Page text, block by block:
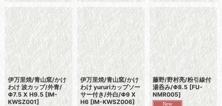
伊万里焼/青山窯/かけ
わけ 波カップ/外青/
Φ7.5 X H9.5 [IM-
KWSZ001]
伊万里焼/青山窯/かけ
わけ yururiカップソー
サー付き/外白/Φ9 X
H6 [IM-KWSZ006]
藤野/野村亮/粉引線付
湯呑み/Φ8.5 [FU-
NMR005]